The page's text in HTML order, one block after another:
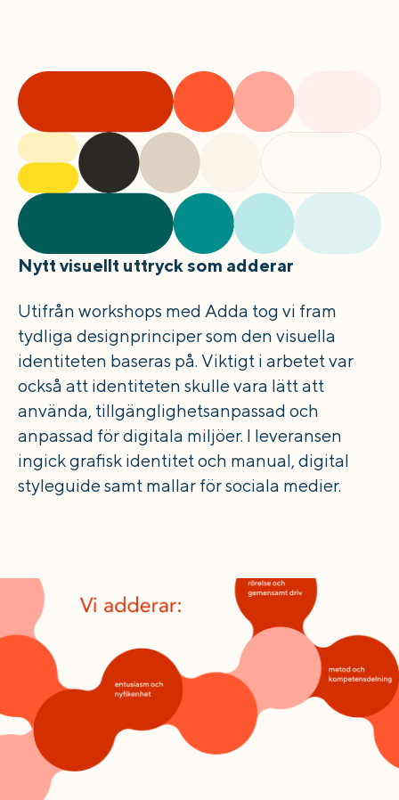
Nytt visuellt uttryck som adderar
Utifrån workshops med Adda tog vi fram
tydliga designprinciper som den visuella
identiteten baseras på. Viktigt i arbetet var
också att identiteten skulle vara lätt att
använda, tillgänglighetsanpassad och
anpassad för digitala miljöer. I leveransen
ingick grafisk identitet och manual, digital
styleguide samt mallar för sociala medier.